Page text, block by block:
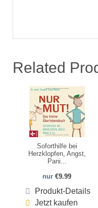
Related
Soforthilfe bei
Herzklopfen, Angst,
Pani...
nur €9.99
Produkt-Details
Jetzt kaufen